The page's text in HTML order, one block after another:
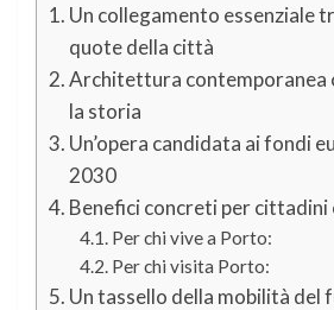
Un collegamento essenziale
quote della città
Architettura contemporanea
la storia
Un’opera candidata ai fondi
2030
Benefici concreti per
Per chi vive a Porto:
Per chi visita Porto:
Un tassello della mobilità del